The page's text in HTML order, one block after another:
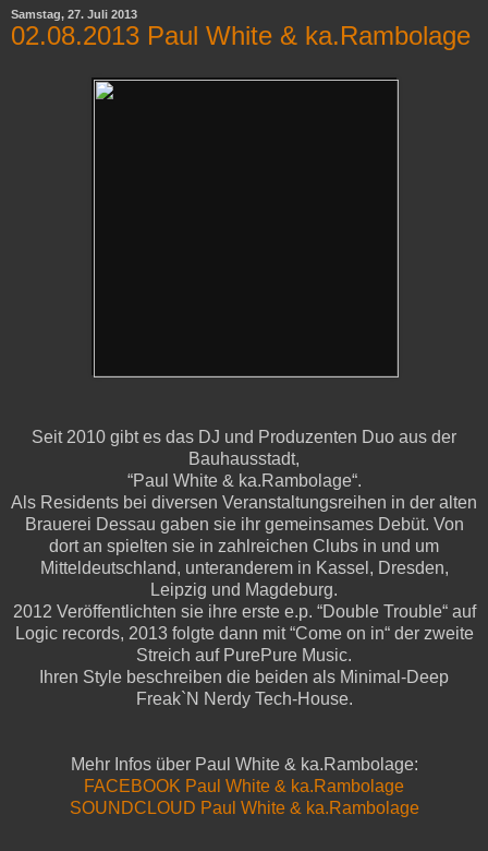
Samstag, 27. Juli 2013
02.08.2013 Paul White & ka.Rambolage
Seit 2010 gibt es das DJ und Produzenten Duo aus der
Bauhausstadt,
“Paul White & ka.Rambolage“.
Als Residents bei diversen Veranstaltungsreihen in der alten
Brauerei Dessau gaben sie ihr gemeinsames Debüt. Von
dort an spielten sie in zahlreichen Clubs in und um
Mitteldeutschland, unteranderem in Kassel, Dresden,
Leipzig und Magdeburg.
2012 Veröffentlichten sie ihre erste e.p. “Double Trouble“ auf
Logic records, 2013 folgte dann mit “Come on in“ der zweite
Streich auf PurePure Music.
Ihren Style beschreiben die beiden als Minimal-Deep
Freak`N Nerdy Tech-House.
Mehr Infos über Paul White & ka.Rambolage:
FACEBOOK Paul White & ka.Rambolage
SOUNDCLOUD Paul White & ka.Rambolage